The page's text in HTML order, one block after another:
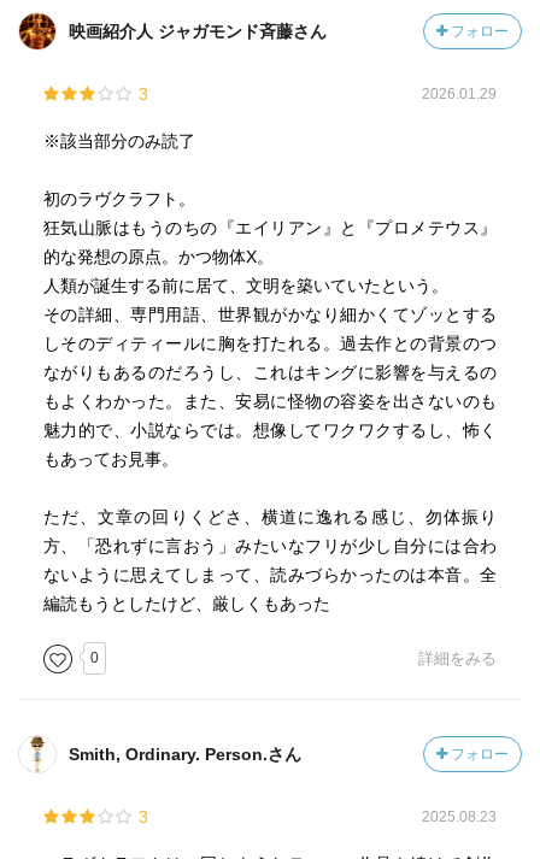
映画紹介人 ジャガモンド斉藤さん フォロー
3 2026.01.29
※該当部分のみ読了
初のラヴクラフト。
狂気山脈はもうのちの『エイリアン』と『プロメテウス』
的な発想の原点。かつ物体X。
人類が誕生する前に居て、文明を築いていたという。
その詳細、専門用語、世界観がかなり細かくてゾッとする
しそのディティールに胸を打たれる。過去作との背景のつ
ながりもあるのだろうし、これはキングに影響を与えるの
もよくわかった。また、安易に怪物の容姿を出さないのも
魅力的で、小説ならでは。想像してワクワクするし、怖く
もあってお見事。
ただ、文章の回りくどさ、横道に逸れる感じ、勿体振り
方、「恐れずに言おう」みたいなフリが少し自分には合わ
ないように思えてしまって、読みづらかったのは本音。全
編読もうとしたけど、厳しくもあった
0 詳細をみる
Smith, Ordinary. Person.さん フォロー
3 2025.08.23